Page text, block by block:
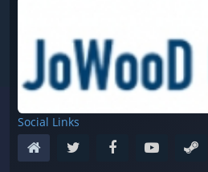
Social Links